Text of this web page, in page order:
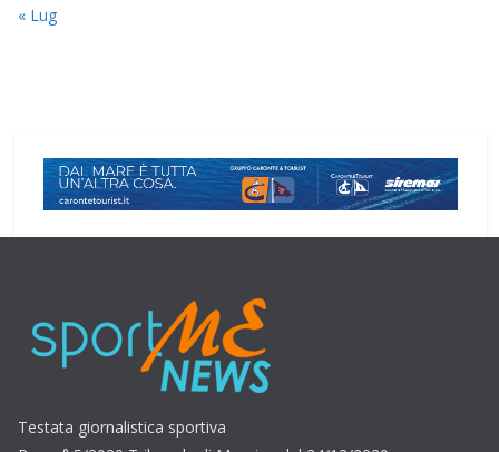
« Lug
Testata giornalistica sportiva